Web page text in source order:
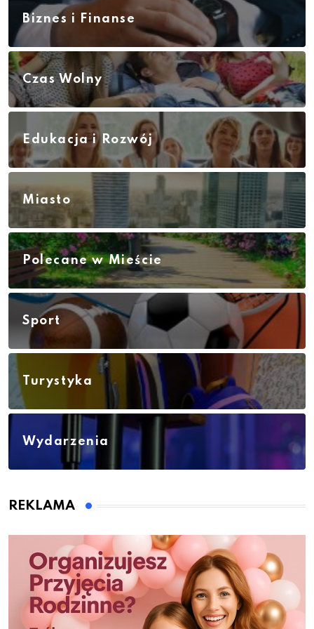
Biznes i Finanse
Czas Wolny
Edukacja i Rozwój
Miasto
Polecane w Mieście
Sport
Turystyka
Wydarzenia
REKLAMA